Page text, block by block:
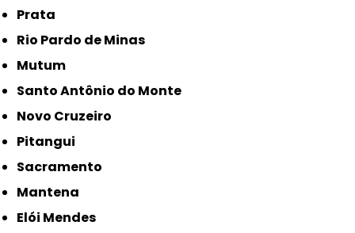
Prata
Rio Pardo de Minas
Mutum
Santo Antônio do Monte
Novo Cruzeiro
Pitangui
Sacramento
Mantena
Elói Mendes